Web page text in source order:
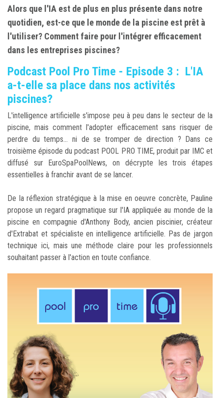
Alors que l'IA est de plus en plus présente dans notre
quotidien, est-ce que le monde de la piscine est prêt à
l'utiliser? Comment faire pour l'intégrer efficacement
dans les entreprises piscines?
Podcast Pool Pro Time - Episode 3 : L'IA
a-t-elle sa place dans nos activités
piscines?
L'intelligence artificielle s'impose peu à peu dans le secteur de la
piscine, mais comment l'adopter efficacement sans risquer de
perdre du temps... ni de se tromper de direction ? Dans ce
troisième épisode du podcast POOL PRO TIME, produit par IMC et
diffusé sur EuroSpaPoolNews, on décrypte les trois étapes
essentielles à franchir avant de se lancer.
De la réflexion stratégique à la mise en oeuvre concrète, Pauline
propose un regard pragmatique sur l'IA appliquée au monde de la
piscine en compagnie d'Anthony Body, ancien piscinier, créateur
d'Extrabat et spécialiste en intelligence artificielle. Pas de jargon
technique ici, mais une méthode claire pour les professionnels
souhaitant passer à l'action en toute confiance.